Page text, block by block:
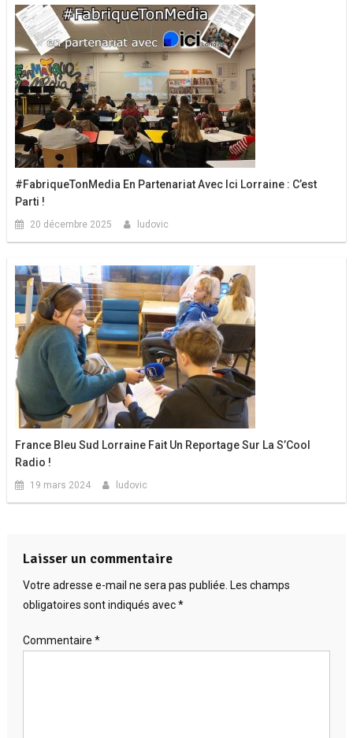
#FabriqueTonMedia En Partenariat Avec Ici Lorraine : C’est
Parti !
20 décembre 2025 ludovic
France Bleu Sud Lorraine Fait Un Reportage Sur La S’Cool
Radio !
19 mars 2024 ludovic
Laisser un commentaire
Votre adresse e-mail ne sera pas publiée. Les champs
obligatoires sont indiqués avec*
Commentaire *